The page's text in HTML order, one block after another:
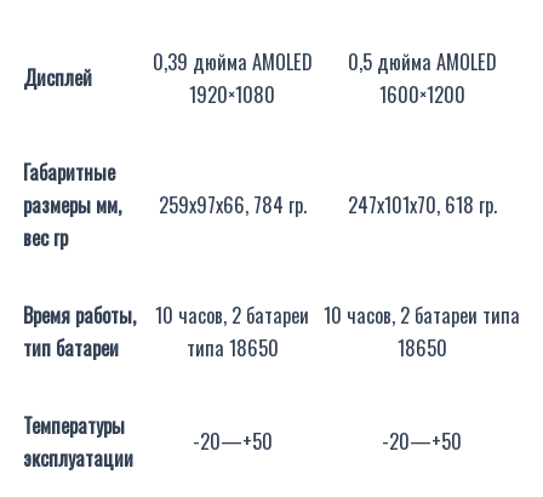
Дисплей
0,39 дюйма AMOLED
1920×1080
0,5 дюйма AMOLED
1600×1200
Габаритные
размеры мм,
вес гр
259x97x66, 784 гр. 247x101x70, 618 гр.
Время работы,
тип батареи
10 часов, 2 батареи
типа 18650
10 часов, 2 батареи типа
18650
Температуры
эксплуатации
-20—+50 -20—+50